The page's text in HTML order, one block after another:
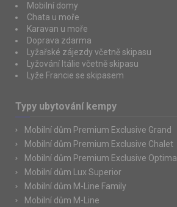
Mobilní domy
Chata u moře
Karavan u moře
Doprava zdarma
Lyžařské zájezdy včetně skipasu
Lyžování Itálie včetně skipasu
Lyže Francie se skipasem
Typy ubytování kempy
Mobilní dům Premium Exclusive Grand
Mobilní dům Premium Exclusive Chalet
Mobilní dům Premium Exclusive Optimal
Mobilní dům Lux Superior
Mobilní dům M-Line Family
Mobilní dům M-Line